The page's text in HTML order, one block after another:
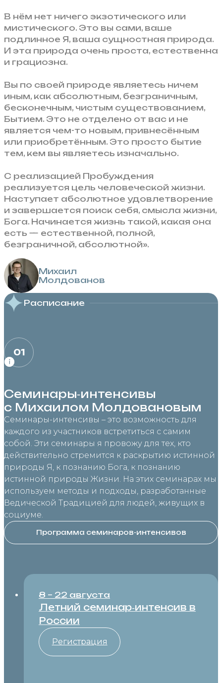
Михаил
Молдованов
В нём нет ничего экзотического или
мистического. Это вы сами, ваше
подлинное Я, ваша сущностная природа.
И эта природа очень проста, естественна
и грациозна.
Вы по своей природе являетесь ничем
иным, как абсолютным, безграничным,
бесконечным, чистым существованием,
Бытием. Это не отделено от вас и не
является чем-то новым, привнесённым
или приобретённым. Это просто бытие
тем, кем вы являетесь изначально.
С реализацией Пробуждения
реализуется цель человеческой жизни.
Наступает абсолютное удовлетворение
и завершается поиск себя, смысла жизни,
Бога. Начинается жизнь такой, какая она
есть — естественной, полной,
безграничной, абсолютной».
Расписание
Семинары‑интенсивы
с Михаилом Молдовановым
Семинары-интенсивы – это возможность для
каждого из участников встретиться с самим
собой. Эти семинары я провожу для тех, кто
действительно стремится к раскрытию истинной
природы Я, к познанию Бога, к познанию
истинной природы Жизни. На этих семинарах мы
используем методы и подходы, разработанные
Ведической Традицией для людей, живущих в
социуме.
Программа семинаров-интенсивов
8 – 22 августа
Летний семинар‑интенсив в
России
Регистрация
01